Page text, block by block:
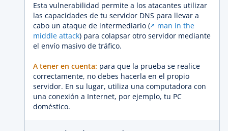
Esta vulnerabilidad permite a los atacantes utilizar
las capacidades de tu servidor DNS para llevar a
cabo un ataque de intermediario (
man in the
middle attack) para colapsar otro servidor mediante
el envío masivo de tráfico.
A tener en cuenta: para que la prueba se realice
correctamente, no debes hacerla en el propio
servidor. En su lugar, utiliza una computadora con
una conexión a Internet, por ejemplo, tu PC
doméstico.